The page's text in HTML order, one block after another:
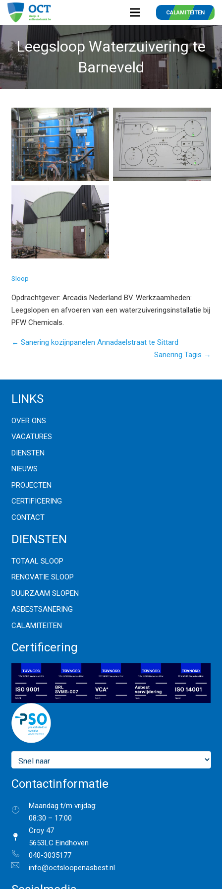
CALAMITEITEN
Leegsloop Waterzuivering te
Barneveld
Sloop
Opdrachtgever: Arcadis Nederland BV. Werkzaamheden:
Leegslopen en afvoeren van een waterzuiveringsinstallatie bij
PFW Chemicals.
← Sanering kozijnpanelen Annadaelstraat te Sittard
Sanering Tagis →
LINKS
OVER ONS
VACATURES
DIENSTEN
NIEUWS
PROJECTEN
CERTIFICERING
CONTACT
DIENSTEN
TOTAAL SLOOP
RENOVATIE SLOOP
DUURZAAM SLOPEN
ASBESTSANERING
CALAMITEITEN
Certificering
Contactinformatie
Maandag t/m vrijdag:
08:30 – 17:00
Croy 47
5653LC Eindhoven
040-3035177
info@octsloopenasbest.nl